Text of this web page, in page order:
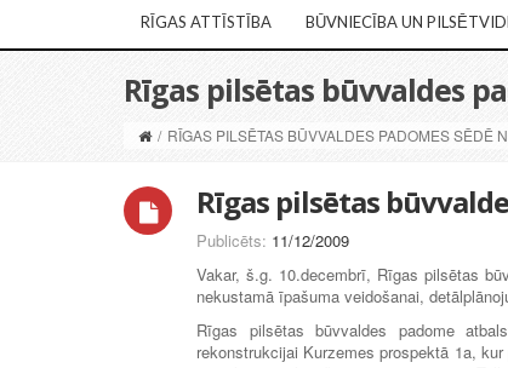
RĪGAS ATTĪSTĪBA BŪVNIECĪBA UN
Rīgas pilsētas būvvaldes
/ RĪGAS PILSĒTAS BŪVVALDES PADOMES SĒDĒ
Rīgas pilsētas
Publicēts: 11/12/2009
Vakar, š.g. 10.decembrī, Rīgas pilsētas
nekustamā īpašuma veidošanai,
Rīgas pilsētas būvvaldes padome
rekonstrukcijai Kurzemes prospektā 1a,